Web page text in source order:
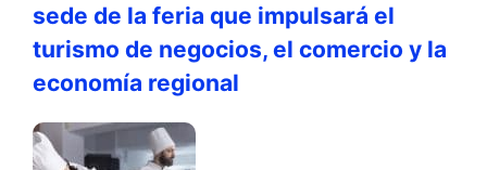
sede de la feria que impulsará el
turismo de negocios, el comercio y la
economía regional